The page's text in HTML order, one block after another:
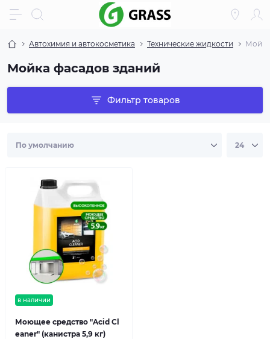
Автохимия и автокосметика Технические жидкости
Мойка фасадов зданий
Фильтр товаров
в наличии
Моющее средство "Acid Cl
eaner" (канистра 5,9 кг)